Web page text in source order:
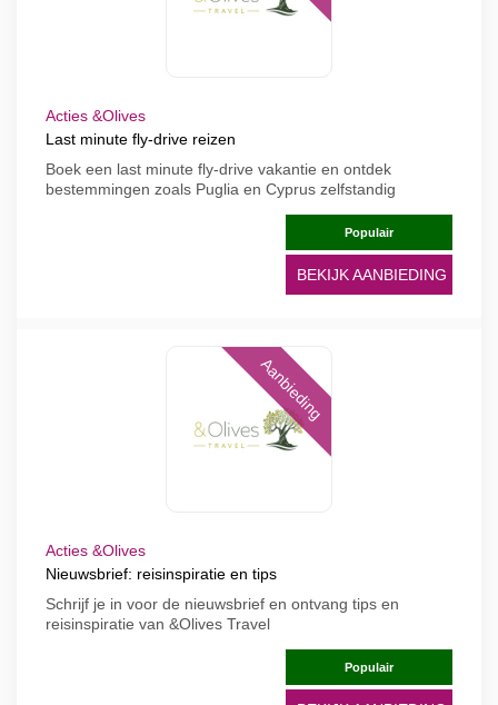
Acties &Olives
Last minute fly-drive reizen
Boek een last minute fly-drive vakantie en ontdek
bestemmingen zoals Puglia en Cyprus zelfstandig
Populair
BEKIJK AANBIEDING
Aanbieding
Acties &Olives
Nieuwsbrief: reisinspiratie en tips
Schrijf je in voor de nieuwsbrief en ontvang tips en
reisinspiratie van &Olives Travel
Populair